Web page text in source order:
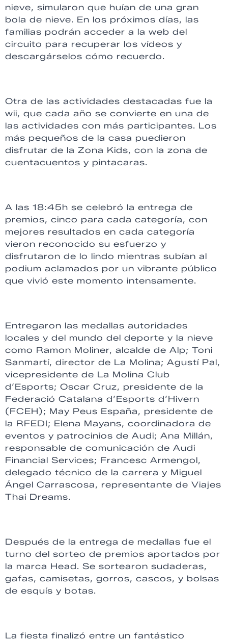
nieve, simularon que huían de una gran
bola de nieve. En los próximos días, las
familias podrán acceder a la web del
circuito para recuperar los vídeos y
descargárselos cómo recuerdo.
Otra de las actividades destacadas fue la
wii, que cada año se convierte en una de
las actividades con más participantes. Los
más pequeños de la casa puedieron
disfrutar de la Zona Kids, con la zona de
cuentacuentos y pintacaras.
A las 18:45h se celebró la entrega de
premios, cinco para cada categoría, con
mejores resultados en cada categoría
vieron reconocido su esfuerzo y
disfrutaron de lo lindo mientras subían al
podium aclamados por un vibrante público
que vivió este momento intensamente.
Entregaron las medallas autoridades
locales y del mundo del deporte y la nieve
como Ramon Moliner, alcalde de Alp; Toni
Sanmartí, director de La Molina; Agustí Pal,
vicepresidente de La Molina Club
d’Esports; Oscar Cruz, presidente de la
Federació Catalana d’Esports d’Hivern
(FCEH); May Peus España, presidente de
la RFEDI; Elena Mayans, coordinadora de
eventos y patrocinios de Audi; Ana Millán,
responsable de comunicación de Audi
Financial Services; Francesc Armengol,
delegado técnico de la carrera y Miguel
Ángel Carrascosa, representante de Viajes
Thai Dreams.
Después de la entrega de medallas fue el
turno del sorteo de premios aportados por
la marca Head. Se sortearon sudaderas,
gafas, camisetas, gorros, cascos, y bolsas
de esquís y botas.
La fiesta finalizó entre un fantástico